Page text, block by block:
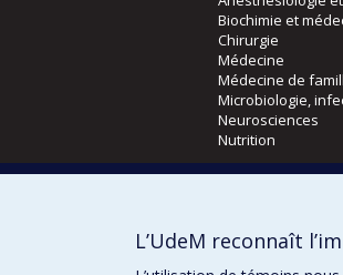
Biochimie et
Chirurgie
Médecine
Médecine de
Microbiologie,
Neurosciences
Nutrition
Orthophonie et
L’UdeM reconnaît